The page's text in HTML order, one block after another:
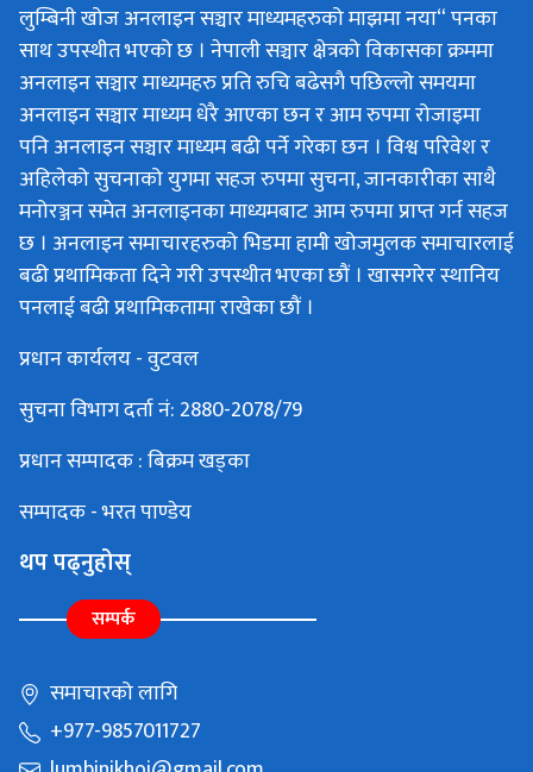
लुम्बिनी खोज अनलाइन सञ्चार माध्यमहरुको माझमा नया“ पनका
साथ उपस्थीत भएको छ । नेपाली सञ्चार क्षेत्रको विकासका क्रममा
अनलाइन सञ्चार माध्यमहरु प्रति रुचि बढेसगै पछिल्लो समयमा
अनलाइन सञ्चार माध्यम धेरै आएका छन र आम रुपमा रोजाइमा
पनि अनलाइन सञ्चार माध्यम बढी पर्ने गरेका छन । विश्व परिवेश र
अहिलेको सुचनाको युगमा सहज रुपमा सुचना, जानकारीका साथै
मनोरञ्जन समेत अनलाइनका माध्यमबाट आम रुपमा प्राप्त गर्न सहज
छ । अनलाइन समाचारहरुको भिडमा हामी खोजमुलक समाचारलाई
बढी प्रथामिकता दिने गरी उपस्थीत भएका छौं । खासगरेर स्थानिय
पनलाई बढी प्रथामिकतामा राखेका छौं ।
प्रधान कार्यलय - वुटवल
सुचना विभाग दर्ता नं: 2880-2078/79
प्रधान सम्पादक : बिक्रम खड्का
सम्पादक - भरत पाण्डेय
थप पढ्नुहोस्
सम्पर्क
समाचारको लागि
+977-9857011727